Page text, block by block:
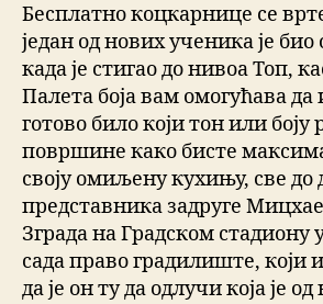
Бесплатно коцкарнице се
један од нових ученика је
када је стигао до нивоа Топ,
Палета боја вам омогућава да
готово било који тон или боју
површине како бисте
своју омиљену кухињу, све до
представника задруге
Зграда на Градском стадиону
сада право градилиште, који
да је он ту да одлучи која је